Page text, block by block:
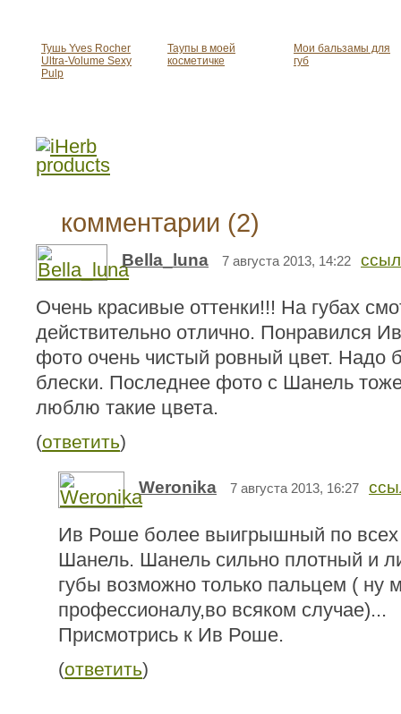
Тушь Yves Rocher
Ultra-Volume Sexy
Pulp
Таупы в моей
косметичке
Мои бальзамы для
губ
комментарии (2)
Bella_luna 7 августа 2013, 14:22
Очень красивые оттенки!!! На губах
действительно отлично. Понравился
фото очень чистый ровный цвет. Надо
блески. Последнее фото с Шанель
люблю такие цвета.
(ответить)
Weronika 7 августа 2013, 16:27
Ив Роше более выигрышный по
Шанель. Шанель сильно плотный и
губы возможно только пальцем ( ну
профессионалу,во всяком случае)...
Присмотрись к Ив Роше.
(ответить)